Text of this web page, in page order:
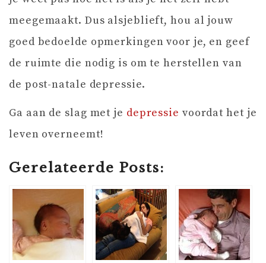
meegemaakt. Dus alsjeblieft, hou al jouw
goed bedoelde opmerkingen voor je, en geef
de ruimte die nodig is om te herstellen van
de post-natale depressie.
Ga aan de slag met je depressie voordat het je
leven overneemt!
Gerelateerde Posts: